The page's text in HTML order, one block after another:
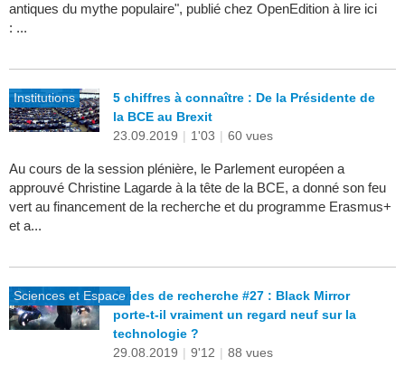
antiques du mythe populaire", publié chez OpenEdition à lire ici
: ...
Institutions
5 chiffres à connaître : De la Présidente de
la BCE au Brexit
23.09.2019 | 1'03 | 60 vues
Au cours de la session plénière, le Parlement européen a
approuvé Christine Lagarde à la tête de la BCE, a donné son feu
vert au financement de la recherche et du programme Erasmus+
et a...
Sciences et EspaceAvides de recherche #27 : Black Mirror
porte-t-il vraiment un regard neuf sur la
technologie ?
29.08.2019 | 9'12 | 88 vues